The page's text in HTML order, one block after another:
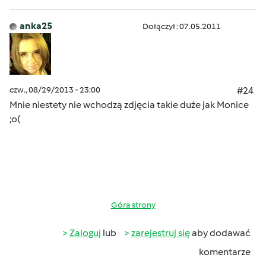
anka25 Dołączył : 07.05.2011
czw., 08/29/2013 - 23:00
#24
Mnie niestety nie wchodzą zdjęcia takie duże jak Monice
;o(
Góra strony
Zaloguj lub zarejestruj sięaby dodawać
komentarze